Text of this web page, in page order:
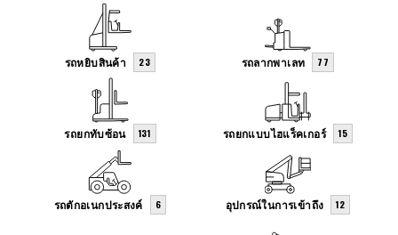
รถหยิบสินค้า 23 รถลากพาเลท 77
รถยกทับซ้อน 131 รถยกแบบไฮแร็คเกอร์ 15
รถตักอเนกประสงค์ 6 อุปกรณ์ในการเข้าถึง 12